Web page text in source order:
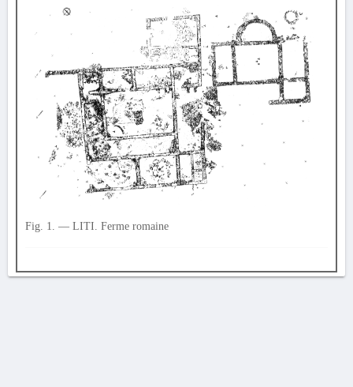
Fig. 1. — LITI. Ferme romaine